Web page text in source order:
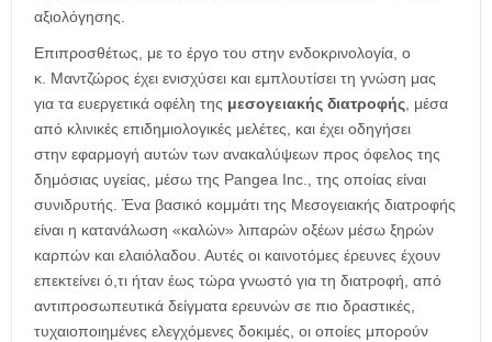
αξιολόγησης.
Επιπροσθέτως, με το έργο του στην ενδοκρινολογία, ο
κ. Μαντζώρος έχει ενισχύσει και εμπλουτίσει τη γνώση μας
για τα ευεργετικά οφέλη της μεσογειακής διατροφής, μέσα
από κλινικές επιδημιολογικές μελέτες, και έχει οδηγήσει
στην εφαρμογή αυτών των ανακαλύψεων προς όφελος της
δημόσιας υγείας, μέσω της Pangea Inc., της οποίας είναι
συνιδρυτής. Ένα βασικό κομμάτι της Μεσογειακής διατροφής
είναι η κατανάλωση «καλών» λιπαρών οξέων μέσω ξηρών
καρπών και ελαιόλαδου. Αυτές οι καινοτόμες έρευνες έχουν
επεκτείνει ό,τι ήταν έως τώρα γνωστό για τη διατροφή, από
αντιπροσωπευτικά δείγματα ερευνών σε πιο δραστικές,
τυχαιοποιημένες ελεγχόμενες δοκιμές, οι οποίες μπορούν